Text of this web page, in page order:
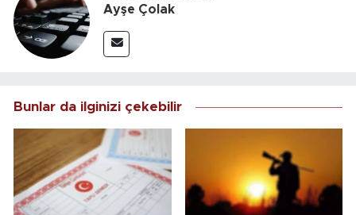
Ayşe Çolak
Bunlar da ilginizi çekebilir